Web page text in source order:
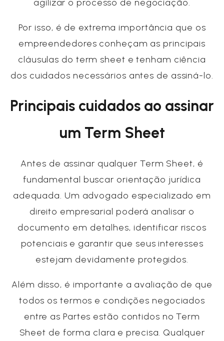
agilizar o processo de negociação.
Por isso, é de extrema importância que os
empreendedores conheçam as principais
cláusulas do term sheet e tenham ciência
dos cuidados necessários antes de assiná-lo.
Principais cuidados ao assinar
um Term Sheet
Antes de assinar qualquer Term Sheet, é
fundamental buscar orientação jurídica
adequada. Um advogado especializado em
direito empresarial poderá analisar o
documento em detalhes, identificar riscos
potenciais e garantir que seus interesses
estejam devidamente protegidos.
Além disso, é importante a avaliação de que
todos os termos e condições negociados
entre as Partes estão contidos no Term
Sheet de forma clara e precisa. Qualquer